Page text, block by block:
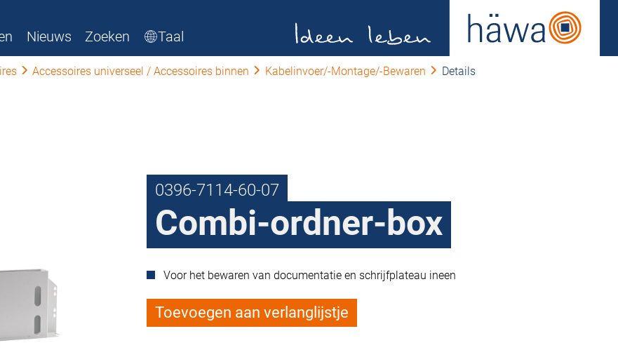
Nieuws Zoeken Taal
Accessoires universeel / Accessoires binnen Kabelinvoer/-Montage/-Bewaren
Details
0396-7114-60-07
Combi-ordner-box
Voor het bewaren van documentatie en schrijfplateau ineen
Toevoegen aan verlanglijstje